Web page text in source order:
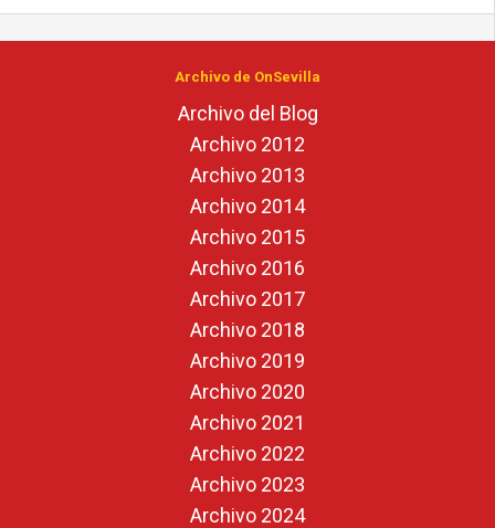
Archivo de OnSevilla
Archivo del Blog
Archivo 2012
Archivo 2013
Archivo 2014
Archivo 2015
Archivo 2016
Archivo 2017
Archivo 2018
Archivo 2019
Archivo 2020
Archivo 2021
Archivo 2022
Archivo 2023
Archivo 2024